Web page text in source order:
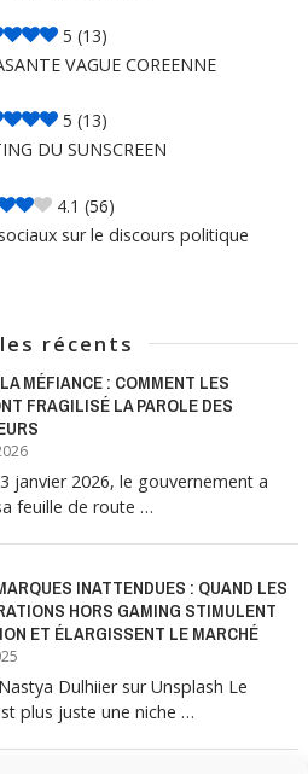
5 (13)
VAGUE COREENNE
5 (13)
DU SUNSCREEN
4.1 (56)
sur le discours politique
récents
MÉFIANCE : COMMENT LES
FRAGILISÉ LA PAROLE DES
janvier 2026, le gouvernement a
feuille de route …
INATTENDUES : QUAND LES
HORS GAMING STIMULENT
ET ÉLARGISSENT LE MARCHÉ
Dulhiier sur Unsplash Le
plus juste une niche …